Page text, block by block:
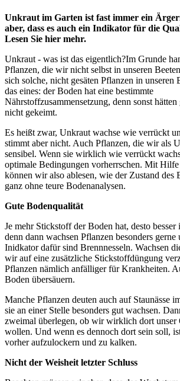
Unkraut im Garten ist fast immer ein
aber, dass es auch ein Indikator für die
Lesen Sie hier mehr.
Unkraut - was ist das eigentlich?Im Grunde
Pflanzen, die wir nicht selbst in unseren
sich solche, nicht gesäten Pflanzen in unseren
das eines: der Boden hat eine bestimmte
Nährstoffzusammensetzung, denn sonst hätten
nicht gekeimt.
Es heißt zwar, Unkraut wachse wie verrückt
stimmt aber nicht. Auch Pflanzen, die wir als
sensibel. Wenn sie wirklich wie verrückt
optimale Bedingungen vorherrschen. Mit Hilfe
können wir also ablesen, wie der Zustand des
ganz ohne teure Bodenanalysen.
Gute Bodenqualität
Je mehr Stickstoff der Boden hat, desto besser
denn dann wachsen Pflanzen besonders
Inidkator dafür sind Brennnesseln. Wachsen
wir auf eine zusätzliche Stickstoffdüngung
Pflanzen nämlich anfälliger für Krankheiten.
Boden übersäuern.
Manche Pflanzen deuten auch auf Staunässe
sie an einer Stelle besonders gut wachsen.
zweimal überlegen, ob wir wirklich dort unser
wollen. Und wenn es dennoch dort sein soll,
vorher aufzulockern und zu kalken.
Nicht der Weisheit letzter Schluss